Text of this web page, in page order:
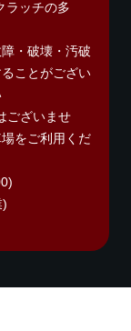
ラッチの多
・破壊・汚破
ことがござい
ございませ
をご利用くだ
)